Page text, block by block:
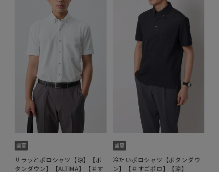
サラッとポロシャツ【涼】【ボ
タンダウン】【ALTIMA】【＃す
冷たいポロシャツ【ボタンダウ
ン】【＃すごポロ】【涼】